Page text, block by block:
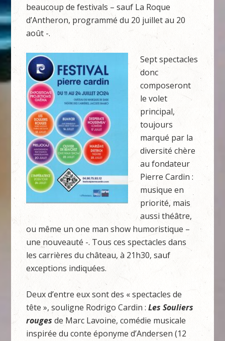
beaucoup de festivals – sauf La Roque
d’Antheron, programmé du 20 juillet au 20
août -.
Sept spectacles
donc
composeront
le volet
principal,
toujours
marqué par la
diversité chère
au fondateur
Pierre Cardin :
musique en
priorité, mais
aussi théâtre,
ou même un one man show humoristique –
une nouveauté -. Tous ces spectacles dans
les carrières du château, à 21h30, sauf
exceptions indiquées.
Deux d’entre eux sont des « spectacles de
tête », souligne Rodrigo Cardin :Les Souliers
rouges de Marc Lavoine, comédie musicale
inspirée du conte éponyme d’Andersen (12